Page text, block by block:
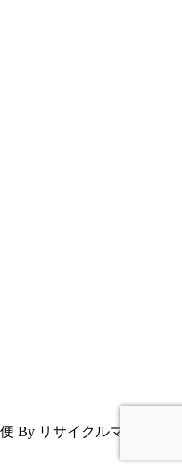
By リサイクルマート All